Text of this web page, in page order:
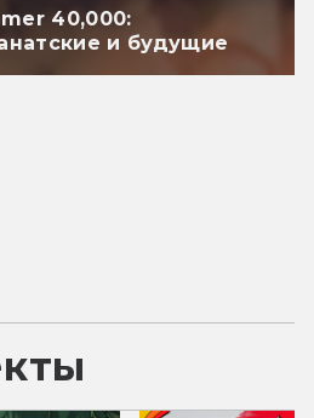
40,000:
и будущие